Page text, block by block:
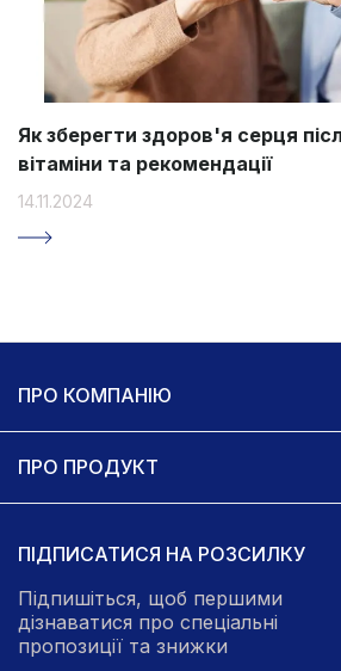
Як зберегти здоров'я серця
вітаміни та рекомендації
14.11.2024
ПРО КОМПАНІЮ
ПРО ПРОДУКТ
ПІДПИСАТИСЯ НА РОЗСИЛКУ
Підпишіться, щоб першими
дізнаватися про спеціальні
пропозиції та знижки